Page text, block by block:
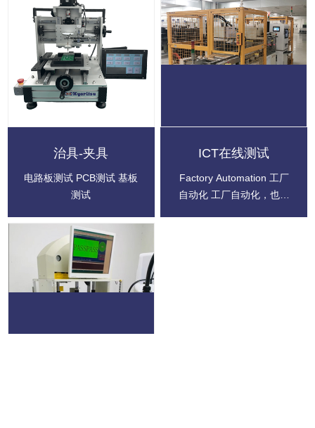
治具-夹具
电路板测试 PCB测试 基板
测试
ICT在线测试
Factory Automation 工厂
自动化 工厂自动化，也称